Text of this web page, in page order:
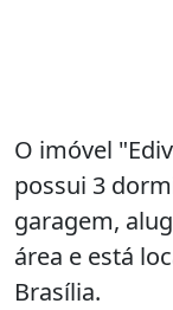
O imóvel
possui 3
garagem,
área e está
Brasília.